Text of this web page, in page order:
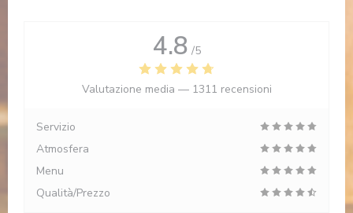
4.8 /5
Valutazione media — 1311 recensioni
Servizio
Atmosfera
Menu
Qualità/Prezzo